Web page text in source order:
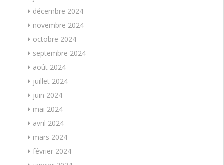
décembre 2024
novembre 2024
octobre 2024
septembre 2024
août 2024
juillet 2024
juin 2024
mai 2024
avril 2024
mars 2024
février 2024